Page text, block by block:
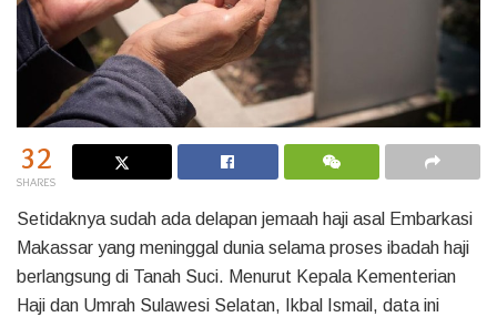
32
SHARES
Setidaknya sudah ada delapan jemaah haji asal Embarkasi
Makassar yang meninggal dunia selama proses ibadah haji
berlangsung di Tanah Suci. Menurut Kepala Kementerian
Haji dan Umrah Sulawesi Selatan, Ikbal Ismail, data ini